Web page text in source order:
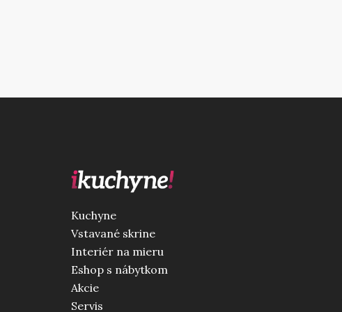
Kuchyne
Vstavané skrine
Interiér na mieru
Eshop s nábytkom
Akcie
Servis